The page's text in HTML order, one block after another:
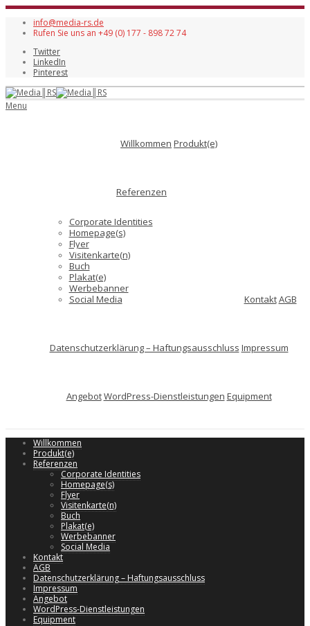
info@media-rs.de
Rufen Sie uns an +49 (0) 177 - 898 72 74
Twitter
LinkedIn
Pinterest
Menu
Willkommen Produkt(e)
Referenzen
Corporate Identities
Homepage(s)
Flyer
Visitenkarte(n)
Buch
Plakat(e)
Werbebanner
Social Media
KontaktAGB
Datenschutzerklärung – Haftungsausschluss Impressum
AngebotWordPress-Dienstleistungen Equipment
Willkommen
Produkt(e)
Referenzen
Corporate Identities
Homepage(s)
Flyer
Visitenkarte(n)
Buch
Plakat(e)
Werbebanner
Social Media
Kontakt
AGB
Datenschutzerklärung – Haftungsausschluss
Impressum
Angebot
WordPress-Dienstleistungen
Equipment